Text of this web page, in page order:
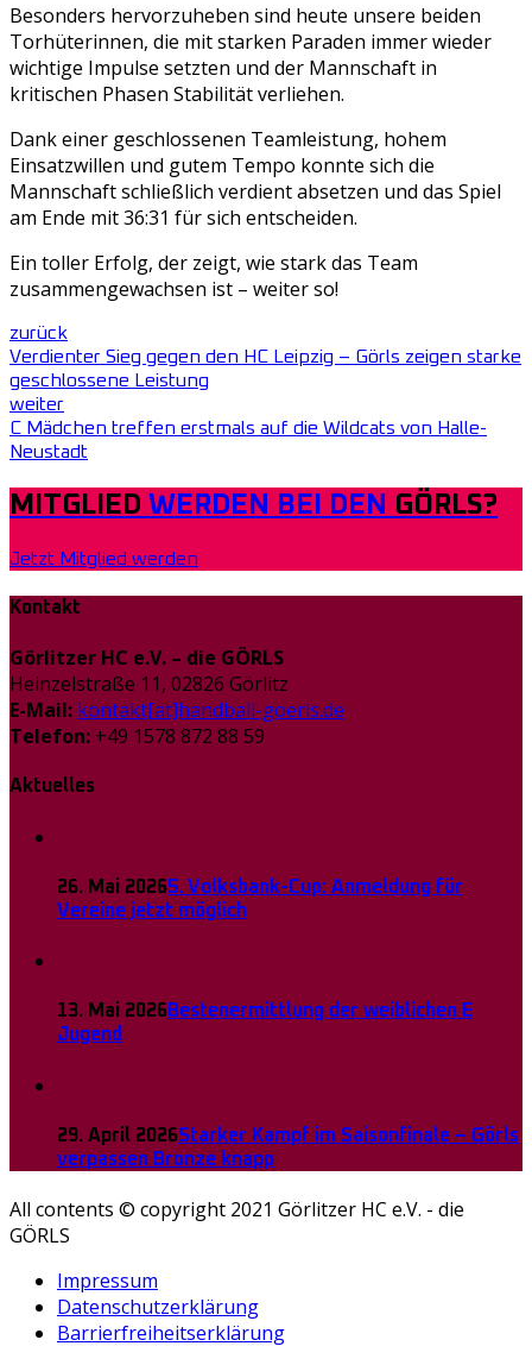
Besonders hervorzuheben sind heute unsere beiden
Torhüterinnen, die mit starken Paraden immer wieder
wichtige Impulse setzten und der Mannschaft in
kritischen Phasen Stabilität verliehen.
Dank einer geschlossenen Teamleistung, hohem
Einsatzwillen und gutem Tempo konnte sich die
Mannschaft schließlich verdient absetzen und das Spiel
am Ende mit 36:31 für sich entscheiden.
Ein toller Erfolg, der zeigt, wie stark das Team
zusammengewachsen ist – weiter so!
zurück
Verdienter Sieg gegen den HC Leipzig – Görls zeigen starke
geschlossene Leistung
weiter
C Mädchen treffen erstmals auf die Wildcats von Halle-
Neustadt
MITGLIED WERDEN BEI DEN GÖRLS?
Jetzt Mitglied werden
Kontakt
Görlitzer HC e.V. – die GÖRLS
Heinzelstraße 11, 02826 Görlitz
E-Mail: kontakt[at]handball-goerls.de
Telefon: +49 1578 872 88 59
Aktuelles
26. Mai 20265. Volksbank-Cup: Anmeldung für
Vereine jetzt möglich
13. Mai 2026Bestenermittlung der weiblichen E
Jugend
29. April 2026Starker Kampf im Saisonfinale – Görls
verpassen Bronze knapp
All contents © copyright 2021 Görlitzer HC e.V. - die
GÖRLS
Impressum
Datenschutzerklärung
Barrierfreiheitserklärung